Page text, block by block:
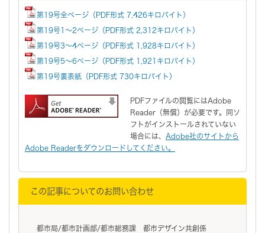
第19号全ページ（PDF形式 7,426キロバイト）
第19号1～2ページ（PDF形式 2,312キロバイト）
第19号3～4ページ（PDF形式 1,928キロバイト）
第19号5～6ページ（PDF形式 1,921キロバイト）
第19号裏表紙（PDF形式 730キロバイト）
PDFファイルの閲覧にはAdobe
Reader（無償）が必要です。同ソ
フトがインストールされていない
場合には、 Adobe社のサイトから
Adobe Readerをダウンロードしてください。
この記事についてのお問い合わせ
都市局/都市計画部/都市総務課 都市デザイン共創係